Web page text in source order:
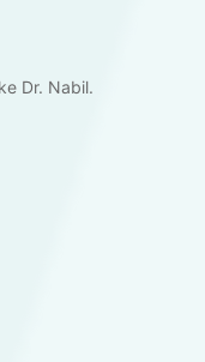
Dr. Nabil.